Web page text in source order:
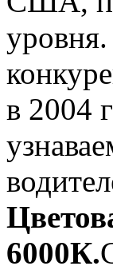
в 2004
6000К.